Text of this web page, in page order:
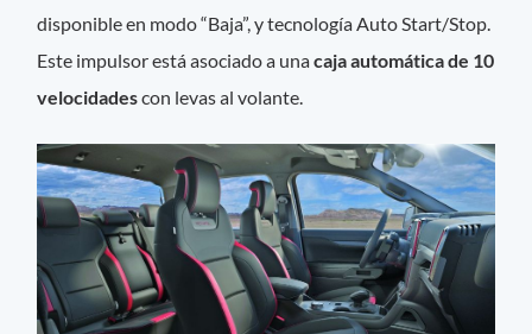
disponible en modo “Baja”, y tecnología Auto Start/Stop.
Este impulsor está asociado a unacaja automática de 10
velocidadescon levas al volante.